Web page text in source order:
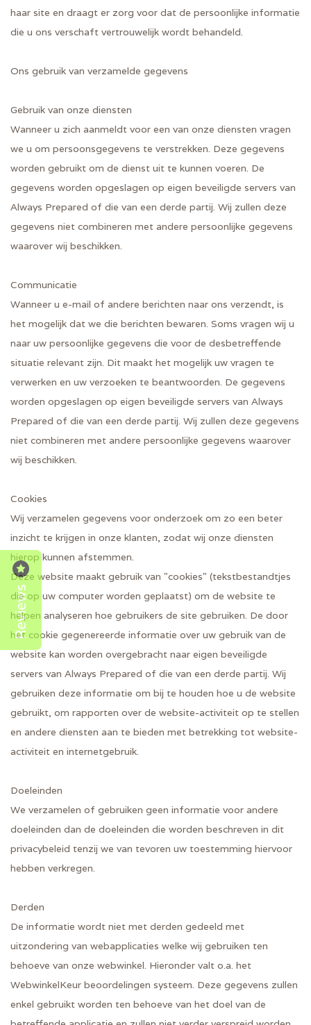
haar site en draagt er zorg voor dat de persoonlijke informatie
die u ons verschaft vertrouwelijk wordt behandeld.
Ons gebruik van verzamelde gegevens
Gebruik van onze diensten
Wanneer u zich aanmeldt voor een van onze diensten vragen
we u om persoonsgegevens te verstrekken. Deze gegevens
worden gebruikt om de dienst uit te kunnen voeren. De
gegevens worden opgeslagen op eigen beveiligde servers van
Always Prepared of die van een derde partij. Wij zullen deze
gegevens niet combineren met andere persoonlijke gegevens
waarover wij beschikken.
Communicatie
Wanneer u e-mail of andere berichten naar ons verzendt, is
het mogelijk dat we die berichten bewaren. Soms vragen wij u
naar uw persoonlijke gegevens die voor de desbetreffende
situatie relevant zijn. Dit maakt het mogelijk uw vragen te
verwerken en uw verzoeken te beantwoorden. De gegevens
worden opgeslagen op eigen beveiligde servers van Always
Prepared of die van een derde partij. Wij zullen deze gegevens
niet combineren met andere persoonlijke gegevens waarover
wij beschikken.
Cookies
Wij verzamelen gegevens voor onderzoek om zo een beter
inzicht te krijgen in onze klanten, zodat wij onze diensten
hierop kunnen afstemmen.
Deze website maakt gebruik van "cookies" (tekstbestandtjes
die op uw computer worden geplaatst) om de website te
helpen analyseren hoe gebruikers de site gebruiken. De door
het cookie gegenereerde informatie over uw gebruik van de
website kan worden overgebracht naar eigen beveiligde
servers van Always Prepared of die van een derde partij. Wij
gebruiken deze informatie om bij te houden hoe u de website
gebruikt, om rapporten over de website-activiteit op te stellen
en andere diensten aan te bieden met betrekking tot website-
activiteit en internetgebruik.
Doeleinden
We verzamelen of gebruiken geen informatie voor andere
doeleinden dan de doeleinden die worden beschreven in dit
privacybeleid tenzij we van tevoren uw toestemming hiervoor
hebben verkregen.
Derden
De informatie wordt niet met derden gedeeld met
uitzondering van webapplicaties welke wij gebruiken ten
behoeve van onze webwinkel. Hieronder valt o.a. het
WebwinkelKeur beoordelingen systeem. Deze gegevens zullen
enkel gebruikt worden ten behoeve van het doel van de
Reviews